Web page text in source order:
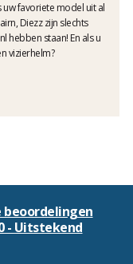
uw favoriete model uit al
Diezz zijn slechts
hebben staan! En als u
vizierhelm?
beoordelingen
- Uitstekend